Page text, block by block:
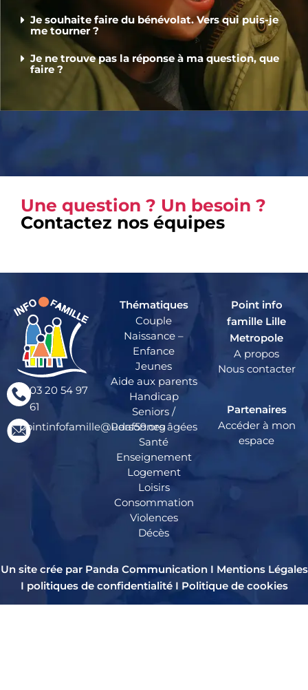
Je souhaite faire du bénévolat. Vers qui puis-je
me tourner ?
Je ne trouve pas la réponse à ma question, que
faire ?
Une question ? Un besoin ?
Contactez nos équipes
03 20 54 97
61
pointinfofamille@udaf59.org
Thématiques
Couple
Naissance –
Enfance
Jeunes
Aide aux parents
Handicap
Seniors /
Personnes âgées
Santé
Enseignement
Logement
Loisirs
Consommation
Violences
Décès
Point info
famille Lille
Metropole
A propos
Nous contacter
Partenaires
Accéder à mon
espace
Un site crée par Panda Communication I Mentions Légales
I politiques de confidentialitéI Politique de cookies